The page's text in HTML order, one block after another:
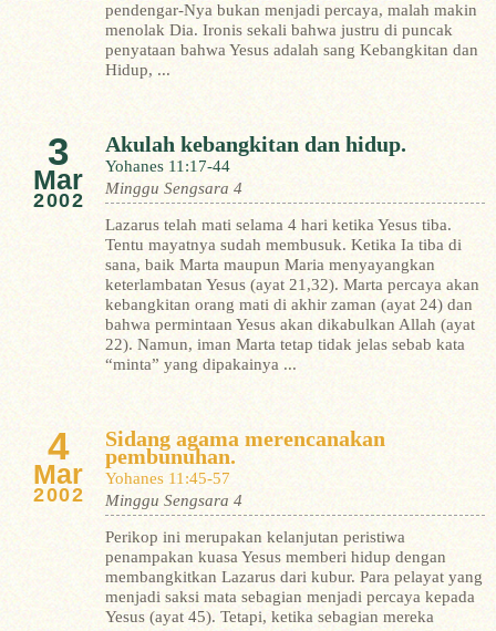
pendengar-Nya bukan menjadi percaya, malah makin
menolak Dia. Ironis sekali bahwa justru di puncak
penyataan bahwa Yesus adalah sang Kebangkitan dan
Hidup, ...
3
Mar
2002
Akulah kebangkitan dan hidup.
Yohanes 11:17-44
Minggu Sengsara 4
Lazarus telah mati selama 4 hari ketika Yesus tiba.
Tentu mayatnya sudah membusuk. Ketika Ia tiba di
sana, baik Marta maupun Maria menyayangkan
keterlambatan Yesus (ayat 21,32). Marta percaya akan
kebangkitan orang mati di akhir zaman (ayat 24) dan
bahwa permintaan Yesus akan dikabulkan Allah (ayat
22). Namun, iman Marta tetap tidak jelas sebab kata
“minta” yang dipakainya ...
4
Mar
2002
Sidang agama merencanakan
pembunuhan.
Yohanes 11:45-57
Minggu Sengsara 4
Perikop ini merupakan kelanjutan peristiwa
penampakan kuasa Yesus memberi hidup dengan
membangkitkan Lazarus dari kubur. Para pelayat yang
menjadi saksi mata sebagian menjadi percaya kepada
Yesus (ayat 45). Tetapi, ketika sebagian mereka